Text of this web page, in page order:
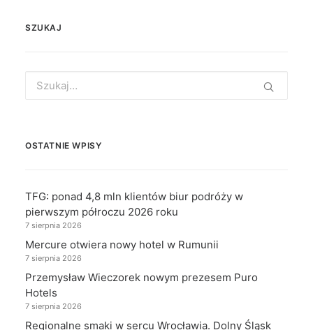
SZUKAJ
for:
OSTATNIE WPISY
TFG: ponad 4,8 mln klientów biur podróży w
pierwszym półroczu 2026 roku
7 sierpnia 2026
Mercure otwiera nowy hotel w Rumunii
7 sierpnia 2026
Przemysław Wieczorek nowym prezesem Puro
Hotels
7 sierpnia 2026
Regionalne smaki w sercu Wrocławia. Dolny Śląsk